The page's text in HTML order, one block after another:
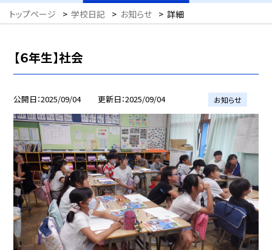
トップページ > 学校日記 > お知らせ > 詳細
【６年生】社会
公開日 2025/09/04 更新日 2025/09/04 お知らせ